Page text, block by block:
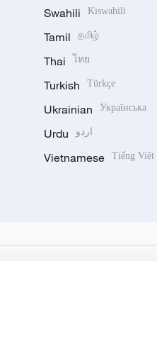
Swahili Kiswahili
Tamil தமிழ்
Thai ไทย
Turkish Türkçe
Ukrainian Українська
Urdu اردو
Vietnamese Tiếng Việt